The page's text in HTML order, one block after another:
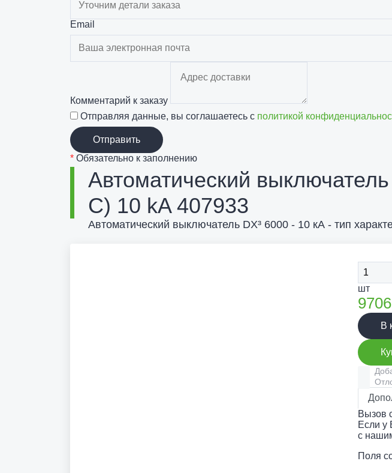
Email
Комментарий к заказу
Отправляя данные, вы соглашаетесь с политикой
Отправить
* Обязательно к заполнению
Автоматический
C) 10 kA 407933
Автоматический выключатель DX³ 6000 - 10 кА - тип
шт
9706
В
Вызов
Если у
с
Поля